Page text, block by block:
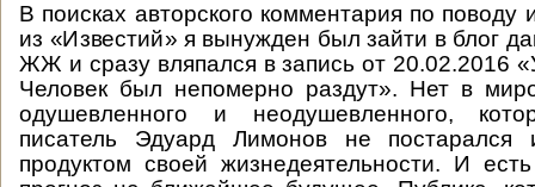
В поисках авторского комментария по поводу
из «Известий» я вынужден был зайти в блог
ЖЖ и сразу вляпался в запись от 20.02.2016
Человек был непомерно раздут». Нет в
одушевленного и неодушевленного,
писатель Эдуард Лимонов не постарался
продуктом своей жизнедеятельности. И